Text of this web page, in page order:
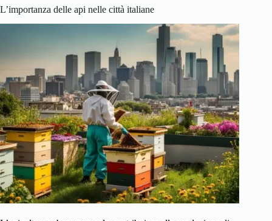
L’importanza delle api nelle città italiane